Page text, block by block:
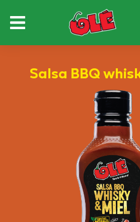
Salsa BBQ